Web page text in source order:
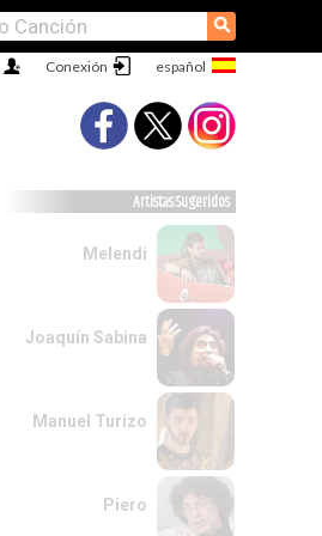
⚲
Conexión
Artistas Sugeridos
Melendi
Joaquín Sabina
Manuel Turizo
Piero